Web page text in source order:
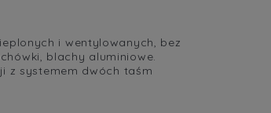
i wentylowanych, bez
blachy aluminiowe.
z systemem dwóch taśm